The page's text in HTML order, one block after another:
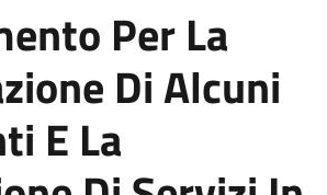
Per La
Di Alcuni
E La